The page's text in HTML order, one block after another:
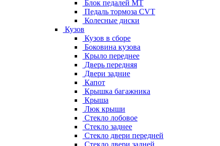
Блок педалей МТ
Педаль тормоза CVT
Колесные диски
Кузов
Кузов в сборе
Боковина кузова
Крыло переднее
Дверь передняя
Двери задние
Капот
Крышка багажника
Крыша
Люк крыши
Стекло лобовое
Стекло заднее
Стекло двери передней
Стекло двери задней